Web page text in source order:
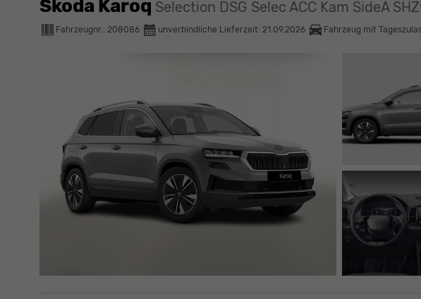
Skoda Karoq Selection DSG Selec ACC Kam SideA
Fahrzeugnr.: 208086 unverbindliche Lieferzeit: 21.09.2026 Fahrzeug mit